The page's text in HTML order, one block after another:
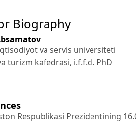
Biography
va servis universiteti
turizm kafedrasi, i.f.f.d. PhD
Respublikasi Prezidentining